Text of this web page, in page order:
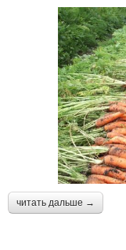
читать дальше →